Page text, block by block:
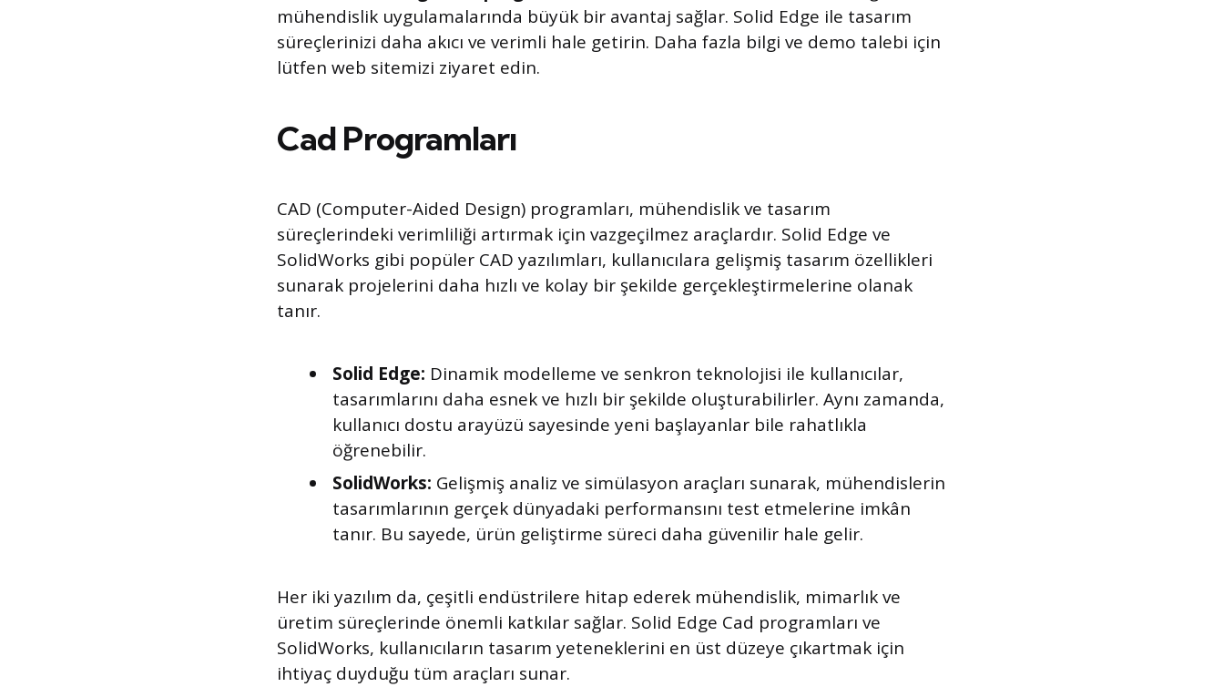
mühendislik uygulamalarında büyük bir avantaj sağlar. Solid Edge ile tasarım
süreçlerinizi daha akıcı ve verimli hale getirin. Daha fazla bilgi ve demo talebi için
lütfen web sitemizi ziyaret edin.
Cad Programları
CAD (Computer-Aided Design) programları, mühendislik ve tasarım
süreçlerindeki verimliliği artırmak için vazgeçilmez araçlardır. Solid Edge ve
SolidWorks gibi popüler CAD yazılımları, kullanıcılara gelişmiş tasarım özellikleri
sunarak projelerini daha hızlı ve kolay bir şekilde gerçekleştirmelerine olanak
tanır.
Solid Edge: Dinamik modelleme ve senkron teknolojisi ile kullanıcılar,
tasarımlarını daha esnek ve hızlı bir şekilde oluşturabilirler. Aynı zamanda,
kullanıcı dostu arayüzü sayesinde yeni başlayanlar bile rahatlıkla
öğrenebilir.
SolidWorks: Gelişmiş analiz ve simülasyon araçları sunarak, mühendislerin
tasarımlarının gerçek dünyadaki performansını test etmelerine imkân
tanır. Bu sayede, ürün geliştirme süreci daha güvenilir hale gelir.
Her iki yazılım da, çeşitli endüstrilere hitap ederek mühendislik, mimarlık ve
üretim süreçlerinde önemli katkılar sağlar. Solid Edge Cad programları ve
SolidWorks, kullanıcıların tasarım yeteneklerini en üst düzeye çıkartmak için
ihtiyaç duyduğu tüm araçları sunar.